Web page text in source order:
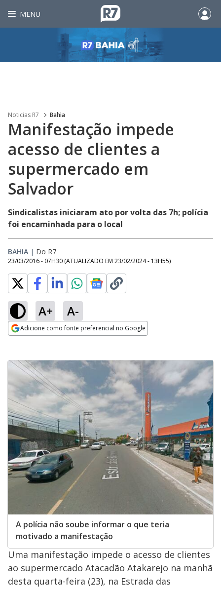
MENU
Noticias R7 Bahia
Manifestação impede
acesso de clientes a
supermercado em
Salvador
Sindicalistas iniciaram ato por volta das 7h; polícia
foi encaminhada para o local
BAHIA | Do R7
23/03/2016 - 07H30 (ATUALIZADO EM 23/02/2024 - 13H55)
A+ A-
Adicione como fonte preferencial no Google
A polícia não soube informar o que teria
motivado a manifestação
Uma manifestação impede o acesso de clientes
ao supermercado Atacadão Atakarejo na manhã
desta quarta-feira (23), na Estrada das